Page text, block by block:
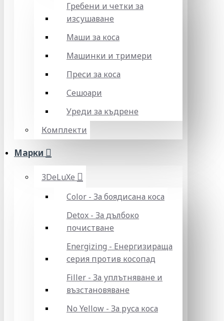
Гребени и четки за
изсушаване
Маши за коса
Машинки и тримери
Преси за коса
Сешоари
Уреди за къдрене
Комплекти
Марки
3DeLuXe
Color - За боядисана коса
Detox - За дълбоко
почистване
Energizing - Енергизираща
серия против косопад
Filler - За уплътняване и
възстановяване
No Yellow - За руса коса